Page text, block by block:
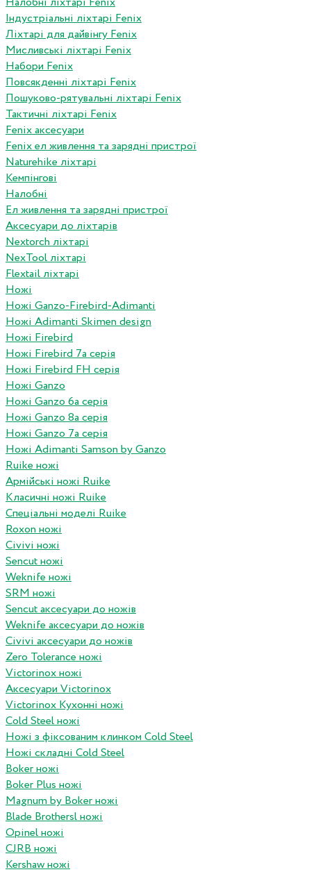
Індустріальні ліхтарі Fenix
Ліхтарі для дайвінгу Fenix
Мисливські ліхтарі Fenix
Набори Fenix
Повсякденні ліхтарі Fenix
Пошуково-рятувальні ліхтарі Fenix
Тактичні ліхтарі Fenix
Fenix аксесуари
Fenix ел живлення та зарядні пристрої
Naturehike ліхтарі
Кемпінгові
Налобні
Ел живлення та зарядні пристрої
Аксесуари до ліхтарів
Nextorch ліхтарі
NexTool ліхтарі
Flextail ліхтарі
Ножі
Ножі Ganzo-Firebird-Adimanti
Ножі Adimanti Skimen design
Ножі Firebird
Ножі Firebird 7а серія
Ножі Firebird FH серія
Ножі Ganzo
Ножі Ganzo 6а серія
Ножі Ganzo 8а серія
Ножі Ganzo 7а серія
Ножі Adimanti Samson by Ganzo
Ruike ножі
Армійські ножі Ruike
Класичні ножі Ruike
Спеціальні моделі Ruike
Roxon ножi
Civivi ножі
Sencut ножі
Weknife ножі
SRM ножі
Sencut аксесуари до ножів
Weknife аксесуари до ножів
Civivi аксесуари до ножів
Zero Tolerance ножі
Victorinox ножі
Аксесуари Victorinox
Victorinox Кухонні ножі
Cold Steel ножі
Ножі з фіксованим клинком Cold Steel
Ножі складні Cold Steel
Boker ножі
Boker Plus ножі
Magnum by Boker ножі
Blade Brothersl ножі
Opinel ножі
CJRB ножі
Kershaw ножі